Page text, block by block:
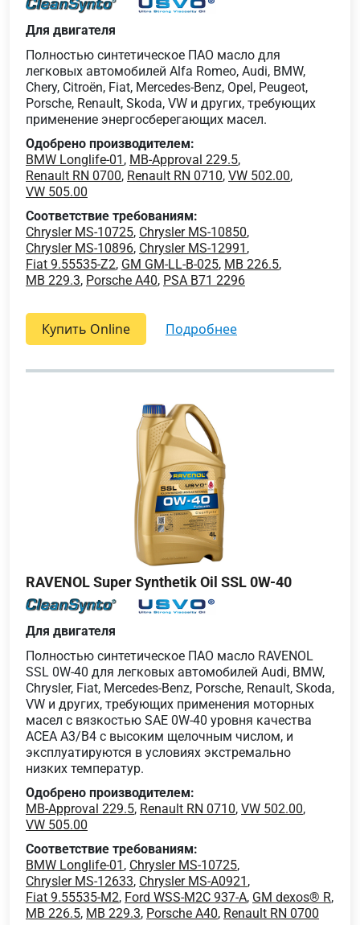
Для двигателя
Полностью синтетическое ПАО масло для
легковых автомобилей Alfa Romeo, Audi, BMW,
Chery, Citroën, Fiat, Mercedes-Benz, Opel, Peugeot,
Porsche, Renault, Skoda, VW и других, требующих
применение энергосберегающих масел.
Одобрено производителем:
BMW Longlife-01 , MB-Approval 229.5,
Renault RN 0700, Renault RN 0710, VW 502.00,
VW 505.00
Соответствие требованиям:
Chrysler MS-10725, Chrysler MS-10850,
Chrysler MS-10896, Chrysler MS-12991 ,
Fiat 9.55535-Z2, GM GM-LL-B-025, MB 226.5,
MB 229.3, Porsche A40, PSA B71 2296
Купить Online подробнее
RAVENOL Super Synthetik Oil SSL 0W-40
Для двигателя
Полностью синтетическое ПАО масло RAVENOL
SSL 0W-40 для легковых автомобилей Audi, BMW,
Chrysler, Fiat, Mercedes-Benz, Porsche, Renault, Skoda,
VW и других, требующих применения моторных
масел с вязкостью SAE 0W-40 уровня качества
ACEA A3/B4 с высоким щелочным числом, и
эксплуатируются в условиях экстремально
низких температур.
Одобрено производителем:
MB-Approval 229.5, Renault RN 0710, VW 502.00,
VW 505.00
Соответствие требованиям:
BMW Longlife-01 , Chrysler MS-10725,
Chrysler MS-12633, Chrysler MS-A0921 ,
Fiat 9.55535-M2, Ford WSS-M2C 937-A, GM dexos® R,
MB 226.5, MB 229.3, Porsche A40, Renault RN 0700